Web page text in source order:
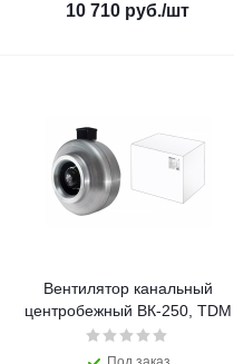
10 710 руб./шт
Вентилятор канальный
центробежный ВК-250, TDM